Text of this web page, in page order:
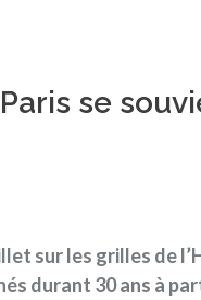
se
sur les grilles de
durant 30 ans à